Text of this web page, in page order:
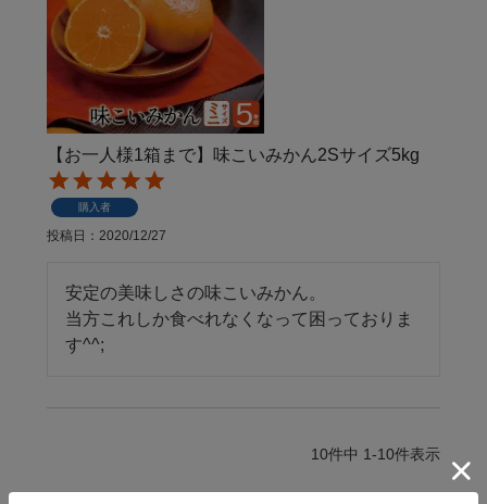
【お一人様1箱まで】味こいみかん2Sサイズ5kg
購入者
投稿日 2020/12/27
安定の美味しさの味こいみかん。
当方これしか食べれなくなって困っておりま
す^^;
10件中 1-10件表示